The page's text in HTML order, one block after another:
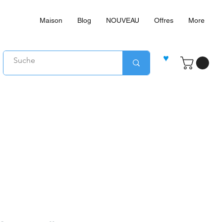
Maison Blog NOUVEAU Offres More
♥